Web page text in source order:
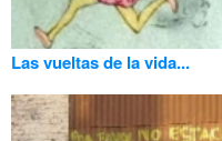
Las vueltas de la vida...